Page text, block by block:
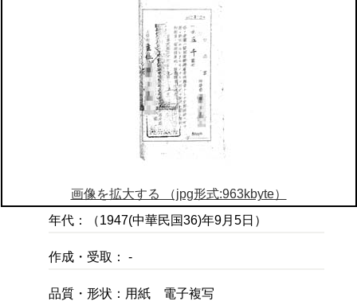
画像を拡大する （jpg形式:963kbyte）
年代：（1947(中華民国36)年9月5日）
作成・受取： -
品質・形状：用紙 電子複写